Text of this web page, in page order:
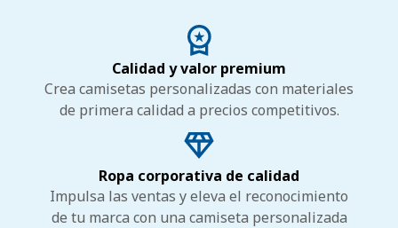
Calidad y valor premium
Crea camisetas personalizadas con materiales
de primera calidad a precios competitivos.
Ropa corporativa de calidad
Impulsa las ventas y eleva el reconocimiento
de tu marca con una camiseta personalizada